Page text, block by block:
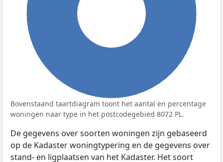
Bovenstaand taartdiagram toont het aantal en percentage
woningen naar type in het postcodegebied 8072 PL.
De gegevens over soorten woningen zijn gebaseerd
op de Kadaster woningtypering en de gegevens over
stand- en ligplaatsen van het Kadaster. Het soort